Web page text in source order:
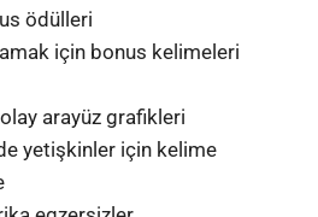
ödülleri
için bonus kelimeleri
arayüz grafikleri
yetişkinler için kelime